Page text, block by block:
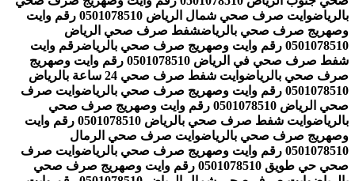
بالرياض
وايت صرف صحي شمال الرياض 0501078510 رقم وايت
وصهريج صرف صحي بالرياضشفط صرف صحي الرياض
0501078510 رقم وايت وصهريج صرف صحي بالرياض
رقم وايت
شفط صرف صحي في الرياض 0501078510 رقم وايت وصهريج
صرف صحي بالرياض
وايت شفط صرف صحي 24 ساعة بالرياض
0501078510 رقم وايت وصهريج صرف صحي بالرياض
وايت صرف
صحي الرياض 0501078510 رقم وايت وصهريج صرف صحي
بالرياض
وايت شفط صرف صحي بالرياض 0501078510 رقم وايت
وصهريج صرف صحي بالرياضوايت صرف صحي الرمال
0501078510 رقم وايت وصهريج صرف صحي بالرياض
وايت صرف
صحي حي طويق 0501078510 رقم وايت وصهريج صرف صحي